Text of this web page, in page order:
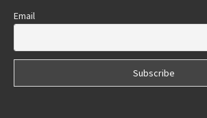
Email